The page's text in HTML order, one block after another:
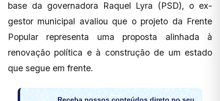
base da governadora Raquel Lyra (PSD), o ex-
gestor municipal avaliou que o projeto da Frente
Popular representa uma proposta alinhada à
renovação política e à construção de um estado
que segue em frente.